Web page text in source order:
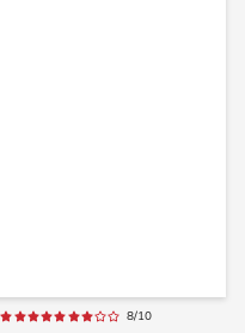
8/10